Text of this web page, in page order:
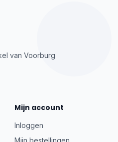
van Voorburg
Mijn account
Inloggen
Mijn bestellingen